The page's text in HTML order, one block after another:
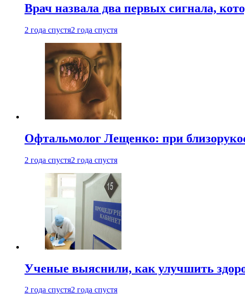
Врач назвала два первых сигнала,
2 года спустя2 года спустя
Офтальмолог Лещенко: при
2 года спустя2 года спустя
Ученые выяснили, как улучшить
2 года спустя2 года спустя